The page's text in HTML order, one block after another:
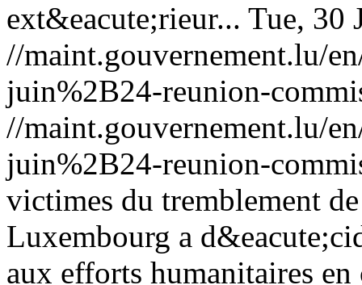
ext&eacute;rieur... Tue, 30
//maint.gouvernement.lu/
juin%2B24-reunion-
//maint.gouvernement.lu/
juin%2B24-reunion-
victimes du tremblement
Luxembourg a
aux efforts humanitaires en